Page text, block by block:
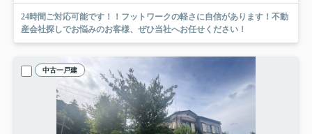
24時間ご対応可能です！！フットワークの軽さに自信があります！不動
産会社探しでお悩みのお客様、ぜひ当社へお任せください！
中古一戸建